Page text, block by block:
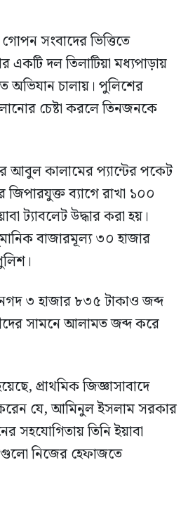
সংবাদের ভিত্তিতে
একটি দল তিলাটিয়া মধ্যপাড়ায়
অভিযান চালায়। পুলিশের
চেষ্টা করলে তিনজনকে
আবুল কালামের প্যান্টের পকেট
ব্যাগে রাখা ১০০
ট্যাবলেট উদ্ধার করা হয়।
বাজারমূল্য ৩০ হাজার
৩ হাজার ৮৩৫ টাকাও জব্দ
সামনে আলামত জব্দ করে
প্রাথমিক জিজ্ঞাসাবাদে
যে, আমিনুল ইসলাম সরকার
সহযোগিতায় তিনি ইয়াবা
নিজের হেফাজতে